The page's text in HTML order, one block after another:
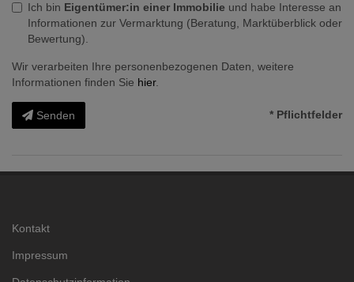
Ich bin Eigentümer:in einer Immobilie und habe Interesse an
Informationen zur Vermarktung (Beratung, Marktüberblick oder
Bewertung).
Wir verarbeiten Ihre personenbezogenen Daten, weitere
Informationen finden Sie hier.
Senden * Pflichtfelder
Kontakt
Impressum